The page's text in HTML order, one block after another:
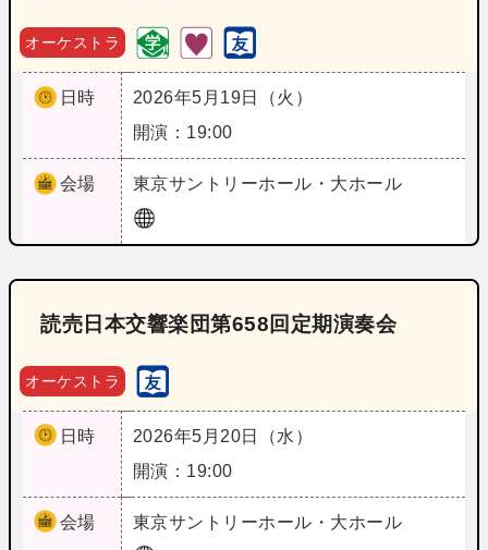
オーケストラ
日時
2026年5月19日（火）
開演：19:00
会場 東京サントリーホール・大ホール
読売日本交響楽団第658回定期演奏会
オーケストラ
日時
2026年5月20日（水）
開演：19:00
会場 東京サントリーホール・大ホール